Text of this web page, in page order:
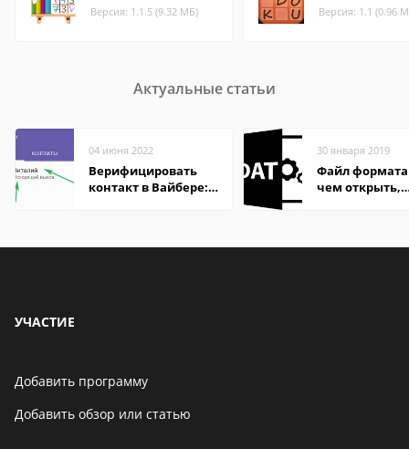
Версия: 1.1.5 (9.32 МБ) Версия: 1.1 (0.96
Актуальные статьи
04 июня 2022
Верифицировать
контакт в Вайбере:
30 января 2019
Файл формата
чем открыть,
УЧАСТИЕ
Добавить программу
Добавить обзор или статью